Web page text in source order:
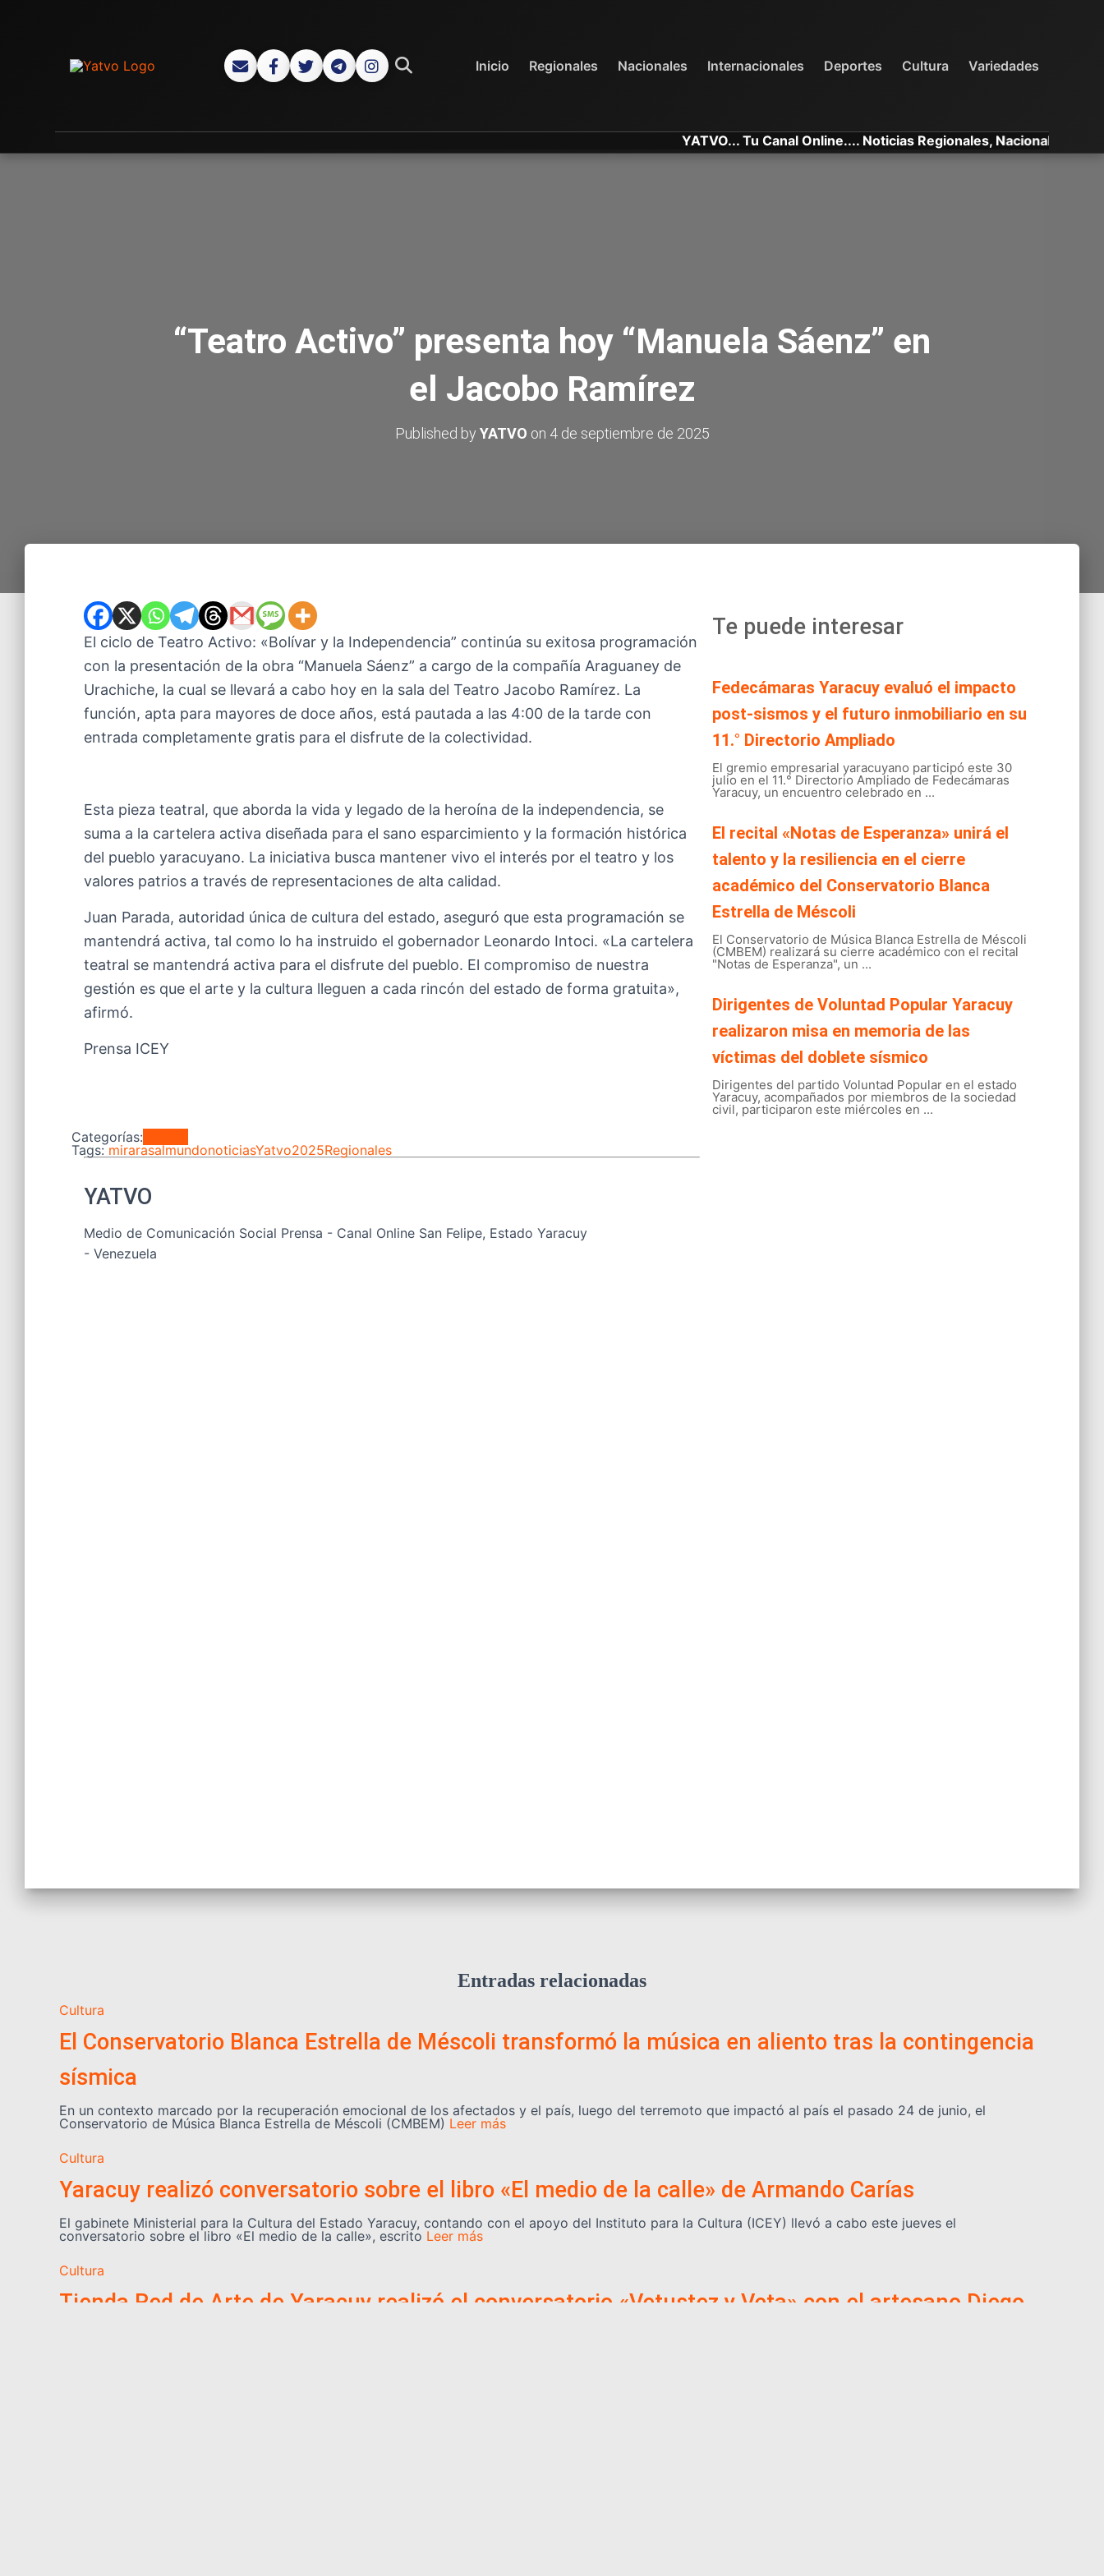
Inicio Regionales Nacionales Internacionales Deportes Cultura Variedades
YATVO... Tu Canal Online.... Noticias Regionales, Nacionales e
“Teatro Activo” presenta hoy “Manuela Sáenz” en
el Jacobo Ramírez
Published by YATVO on 4 de septiembre de 2025
El ciclo de Teatro Activo: «Bolívar y la Independencia” continúa su exitosa programación
con la presentación de la obra “Manuela Sáenz” a cargo de la compañía Araguaney de
Urachiche, la cual se llevará a cabo hoy en la sala del Teatro Jacobo Ramírez. La
función, apta para mayores de doce años, está pautada a las 4:00 de la tarde con
entrada completamente gratis para el disfrute de la colectividad.
Esta pieza teatral, que aborda la vida y legado de la heroína de la independencia, se
suma a la cartelera activa diseñada para el sano esparcimiento y la formación histórica
del pueblo yaracuyano. La iniciativa busca mantener vivo el interés por el teatro y los
valores patrios a través de representaciones de alta calidad.
Juan Parada, autoridad única de cultura del estado, aseguró que esta programación se
mantendrá activa, tal como lo ha instruido el gobernador Leonardo Intoci. «La cartelera
teatral se mantendrá activa para el disfrute del pueblo. El compromiso de nuestra
gestión es que el arte y la cultura lleguen a cada rincón del estado de forma gratuita»,
afirmó.
Prensa ICEY
Categorías:
Tags:mirarasalmundonoticiasYatvo2025Regionales
YATVO
Medio de Comunicación Social Prensa - Canal Online San Felipe, Estado Yaracuy
- Venezuela
Te puede interesar
Fedecámaras Yaracuy evaluó el impacto
post-sismos y el futuro inmobiliario en su
11.° Directorio Ampliado
El gremio empresarial yaracuyano participó este 30
julio en el 11.° Directorio Ampliado de Fedecámaras
Yaracuy, un encuentro celebrado en ...
El recital «Notas de Esperanza» unirá el
talento y la resiliencia en el cierre
académico del Conservatorio Blanca
Estrella de Méscoli
El Conservatorio de Música Blanca Estrella de Méscoli
(CMBEM) realizará su cierre académico con el recital
"Notas de Esperanza", un ...
Dirigentes de Voluntad Popular Yaracuy
realizaron misa en memoria de las
víctimas del doblete sísmico
Dirigentes del partido Voluntad Popular en el estado
Yaracuy, acompañados por miembros de la sociedad
civil, participaron este miércoles en ...
Entradas relacionadas
Cultura
El Conservatorio Blanca Estrella de Méscoli transformó la música en aliento tras la contingencia
sísmica
En un contexto marcado por la recuperación emocional de los afectados y el país, luego del terremoto que impactó al país el pasado 24 de junio, el
Conservatorio de Música Blanca Estrella de Méscoli (CMBEM) Leer más
Cultura
Yaracuy realizó conversatorio sobre el libro «El medio de la calle» de Armando Carías
El gabinete Ministerial para la Cultura del Estado Yaracuy, contando con el apoyo del Instituto para la Cultura (ICEY) llevó a cabo este jueves el
conversatorio sobre el libro «El medio de la calle», escrito Leer más
Cultura
Tienda Red de Arte de Yaracuy realizó el conversatorio «Vetustez y Veta» con el artesano Diego